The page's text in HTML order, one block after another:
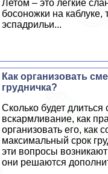
Летом – это легкие
босоножки на каблуке,
эспадрильи...
Как организовать
грудничка?
Сколько будет
вскармливание, как
организовать его, как
максимальный срок
эти вопросы
они решаются